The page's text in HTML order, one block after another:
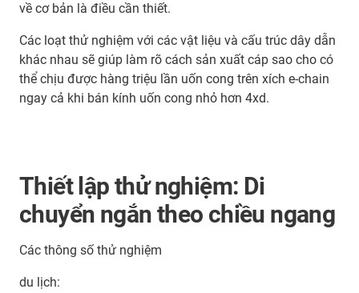
về cơ bản là điều cần thiết.
Các loạt thử nghiệm với các vật liệu và cấu trúc dây dẫn
khác nhau sẽ giúp làm rõ cách sản xuất cáp sao cho có
thể chịu được hàng triệu lần uốn cong trên xích e-chain
ngay cả khi bán kính uốn cong nhỏ hơn 4xd.
Thiết lập thử nghiệm: Di
chuyển ngắn theo chiều ngang
Các thông số thử nghiệm
du lịch: